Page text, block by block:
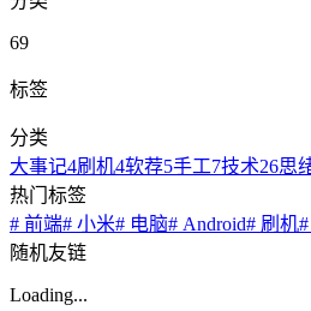
69
标签
分类
大事记4刷机4软荐5手工7技术26思
热门标签
# 前端# 小米# 电脑# Android# 刷机
随机友链
Loading...